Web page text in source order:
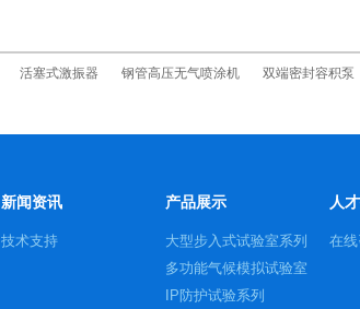
活塞式激振器 钢管高压无气喷涂机 双端密封容积泵
新闻资讯
技术支持
产品展示
大型步入式试验室系列
多功能气候模拟试验室
系列
IP防护试验系列
人
在